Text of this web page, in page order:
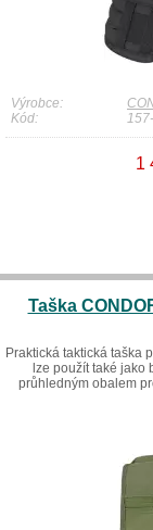
Výrobce:
Kód:
1
Taška
Praktická taktická taška
lze použít také jako
průhledným obalem